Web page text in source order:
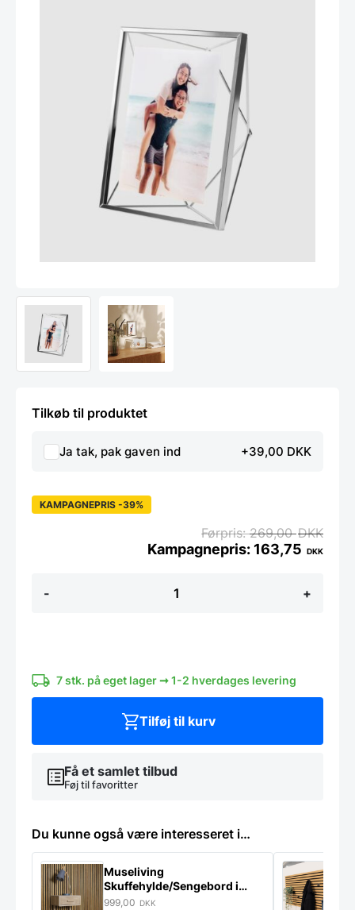
Tilkøb til produktet
Ja tak, pak gaven ind +39,00 DKK
-
Billedramme
+
KAMPAGNEPRIS -39%
269,00DKK
163,75 DKK
7 stk. på eget lager ➞ 1-2 hverdages levering
Få et samlet tilbud
Føj til favoritter
Tilføj til kurv
Du kunne også være interesseret i…
Museliving
Skuffehylde/Sengebord i
massiv eg
999,00 DKK